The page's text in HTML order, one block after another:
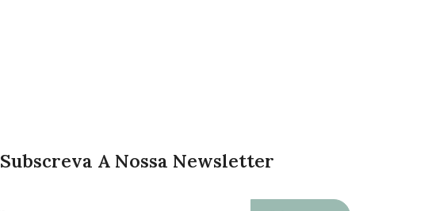
Subscreva A Nossa Newsletter